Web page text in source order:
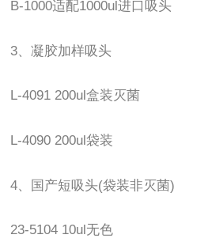
B-1000适配1000ul进口吸头
3、凝胶加样吸头
L-4091 200ul盒装灭菌
L-4090 200ul袋装
4、国产短吸头(袋装非灭菌)
23-5104 10ul无色